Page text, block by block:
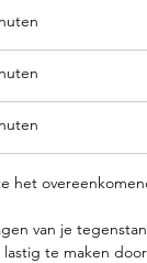
het
van je
te maken